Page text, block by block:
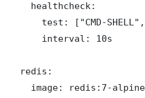
    healthcheck:
test: ["CMD-
      interval: 10s
  redis:
    image: redis:7-alpine